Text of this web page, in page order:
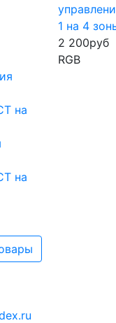
1 на 4
2 200руб
RGB
на